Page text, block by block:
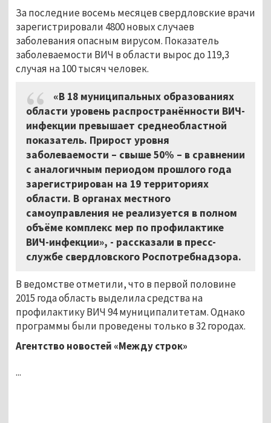
За последние восемь месяцев свердловские врачи
зарегистрировали 4800 новых случаев
заболевания опасным вирусом. Показатель
заболеваемости ВИЧ в области вырос до 119,3
случая на 100 тысяч человек.
«В 18 муниципальных образованиях
области уровень распространённости ВИЧ-
инфекции превышает среднеобластной
показатель. Прирост уровня
заболеваемости – свыше 50% – в сравнении
с аналогичным периодом прошлого года
зарегистрирован на 19 территориях
области. В органах местного
самоуправления не реализуется в полном
объёме комплекс мер по профилактике
ВИЧ-инфекции», - рассказали в пресс-
службе свердловского Роспотребнадзора.
В ведомстве отметили, что в первой половине
2015 года область выделила средства на
профилактику ВИЧ 94 муниципалитетам. Однако
программы были проведены только в 32 городах.
Агентство новостей «Между строк»
...